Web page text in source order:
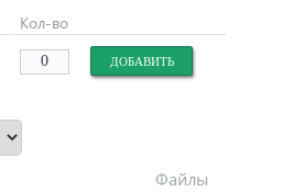
Кол-во
Файлы